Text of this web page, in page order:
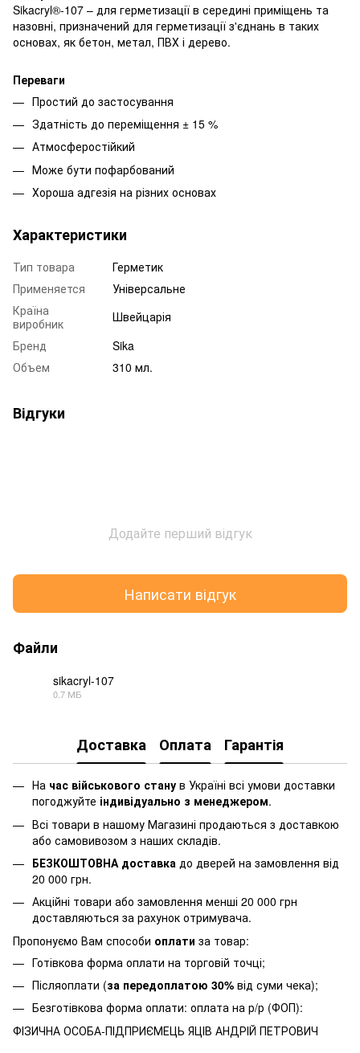
Sikacryl®-107 – для герметизації в середині приміщень та
назовні, призначений для герметизації з'єднань в таких
основах, як бетон, метал, ПВХ і дерево.
Переваги
Простий до застосування
Здатність до переміщення ± 15 %
Атмосферостійкий
Може бути пофарбований
Хороша адгезія на різних основах
Характеристики
Тип товара
Герметик
Применяется
Універсальне
Країна
виробник
Швейцарія
Бренд
Sika
Объем
310 мл.
Відгуки
Додайте перший відгук
Написати відгук
Файли
sikacryl-107
0.7 МБ
Доставка Оплата Гарантія
На час військового стану в Україні всі умови доставки
погоджуйте індивідуально з менеджером.
Всі товари в нашому Магазині продаються з доставкою
або самовивозом з наших складів.
БЕЗКОШТОВНА доставка до дверей на замовлення від
20 000 грн.
Акційні товари або замовлення менші 20 000 грн
доставляються за рахунок отримувача.
Пропонуємо Вам способи оплати за товар:
Готівкова форма оплати на торговій точці;
Післяоплати (за передоплатою 30% від суми чека);
Безготівкова форма оплати: оплата на р/р (ФОП):
ФІЗИЧНА ОСОБА-ПІДПРИЄМЕЦЬ ЯЦІВ АНДРІЙ ПЕТРОВИЧ